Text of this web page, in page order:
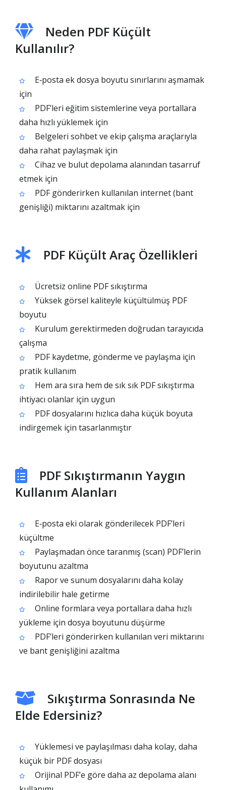
Neden PDF Küçült
Kullanılır?
E‑posta ek dosya boyutu sınırlarını aşmamak
için
PDF’leri eğitim sistemlerine veya portallara
daha hızlı yüklemek için
Belgeleri sohbet ve ekip çalışma araçlarıyla
daha rahat paylaşmak için
Cihaz ve bulut depolama alanından tasarruf
etmek için
PDF gönderirken kullanılan internet (bant
genişliği) miktarını azaltmak için
PDF Küçült Araç Özellikleri
Ücretsiz online PDF sıkıştırma
Yüksek görsel kaliteyle küçültülmüş PDF
boyutu
Kurulum gerektirmeden doğrudan tarayıcıda
çalışma
PDF kaydetme, gönderme ve paylaşma için
pratik kullanım
Hem ara sıra hem de sık sık PDF sıkıştırma
ihtiyacı olanlar için uygun
PDF dosyalarını hızlıca daha küçük boyuta
indirgemek için tasarlanmıştır
PDF Sıkıştırmanın Yaygın
Kullanım Alanları
E‑posta eki olarak gönderilecek PDF’leri
küçültme
Paylaşmadan önce taranmış (scan) PDF’lerin
boyutunu azaltma
Rapor ve sunum dosyalarını daha kolay
indirilebilir hale getirme
Online formlara veya portallara daha hızlı
yükleme için dosya boyutunu düşürme
PDF’leri gönderirken kullanılan veri miktarını
ve bant genişliğini azaltma
Sıkıştırma Sonrasında Ne
Elde Edersiniz?
Yüklemesi ve paylaşılması daha kolay, daha
küçük bir PDF dosyası
Orijinal PDF’e göre daha az depolama alanı